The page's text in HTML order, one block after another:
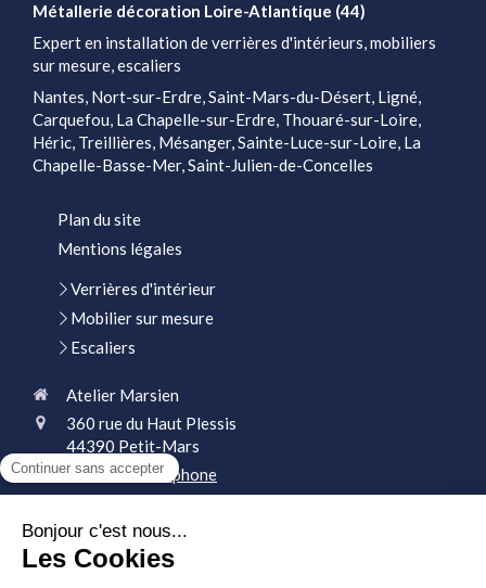
Métallerie décoration Loire-Atlantique (44)
Expert en installation de verrières d'intérieurs, mobiliers
sur mesure, escaliers
Nantes, Nort-sur-Erdre, Saint-Mars-du-Désert, Ligné,
Carquefou, La Chapelle-sur-Erdre, Thouaré-sur-Loire,
Héric, Treillières, Mésanger, Sainte-Luce-sur-Loire, La
Chapelle-Basse-Mer, Saint-Julien-de-Concelles
Plan du site
Mentions légales
Verrières d'intérieur
Mobilier sur mesure
Escaliers
Atelier Marsien
360 rue du Haut Plessis
44390 Petit-Mars
Afficher le téléphone
Demander un devis